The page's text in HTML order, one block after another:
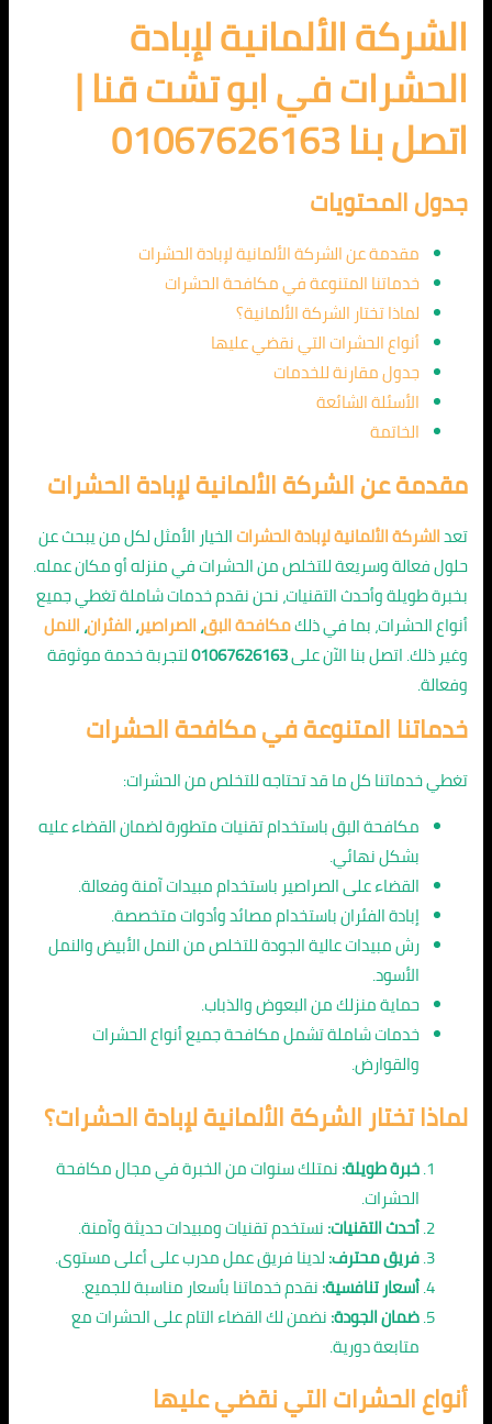
الشركة الألمانية لإبادة
الحشرات في ابو تشت قنا |
اتصل بنا 01067626163
جدول المحتويات
مقدمة عن الشركة الألمانية لإبادة الحشرات
خدماتنا المتنوعة في مكافحة الحشرات
لماذا تختار الشركة الألمانية؟
أنواع الحشرات التي نقضي عليها
جدول مقارنة للخدمات
الأسئلة الشائعة
الخاتمة
مقدمة عن الشركة الألمانية لإبادة الحشرات
تعدالشركة الألمانية لإبادة الحشراتالخيار الأمثل لكل من يبحث عن
حلول فعالة وسريعة للتخلص من الحشرات في منزله أو مكان عمله.
بخبرة طويلة وأحدث التقنيات، نحن نقدم خدمات شاملة تغطي جميع
أنواع الحشرات، بما في ذلكمكافحة البق،الصراصير،الفئران،النمل
وغير ذلك. اتصل بنا الآن على01067626163لتجربة خدمة موثوقة
وفعالة.
خدماتنا المتنوعة في مكافحة الحشرات
تغطي خدماتنا كل ما قد تحتاجه للتخلص من الحشرات:
مكافحة البق باستخدام تقنيات متطورة لضمان القضاء عليه
بشكل نهائي.
القضاء على الصراصير باستخدام مبيدات آمنة وفعالة.
إبادة الفئران باستخدام مصائد وأدوات متخصصة.
رش مبيدات عالية الجودة للتخلص من النمل الأبيض والنمل
الأسود.
حماية منزلك من البعوض والذباب.
خدمات شاملة تشمل مكافحة جميع أنواع الحشرات
والقوارض.
لماذا تختار الشركة الألمانية لإبادة الحشرات؟
خبرة طويلة:نمتلك سنوات من الخبرة في مجال مكافحة
الحشرات.
أحدث التقنيات:نستخدم تقنيات ومبيدات حديثة وآمنة.
فريق محترف:لدينا فريق عمل مدرب على أعلى مستوى.
أسعار تنافسية:نقدم خدماتنا بأسعار مناسبة للجميع.
ضمان الجودة:نضمن لك القضاء التام على الحشرات مع
متابعة دورية.
أنواع الحشرات التي نقضي عليها